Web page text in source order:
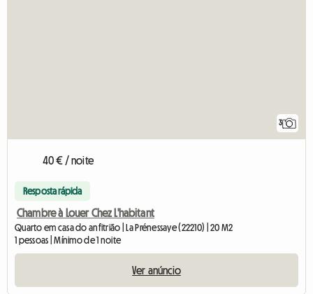
3
40 € / noite
Resposta rápida
Chambre à Louer Chez L'habitant
Quarto em casa do anfitrião | La Prénessaye (22210) | 20 M2
1 pessoas | Mínimo de 1 noite
Ver anúncio